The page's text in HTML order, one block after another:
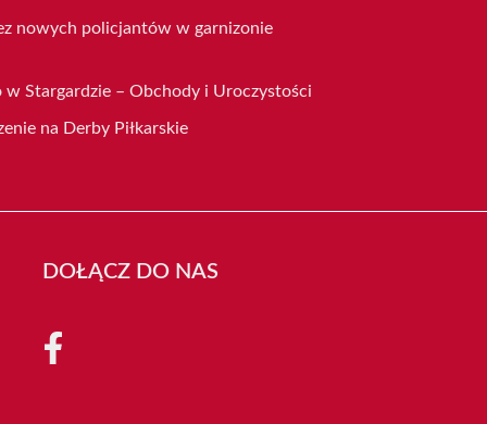
nowych policjantów w garnizonie
w Stargardzie – Obchody i Uroczystości
na Derby Piłkarskie
DOŁĄCZ DO NAS